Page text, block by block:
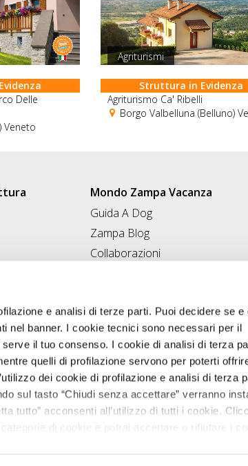
e analisi di terze parti. Puoi decidere se e
nel banner. I cookie tecnici sono necessari per il
il tuo consenso. I cookie di analisi di terza
quelli di profilazione servono per poterti
dei cookie di profilazione e analisi di terza
sul tasto “Chiudi senza accettare” verranno
tutto” acconsenti all’utilizzo di tutti i cookie.
di cookie e potrai accettare o rifiutare i
Delle
Veneto
Agriturismi
Struttura in Evidenza
Agriturismo Ca' Ribelli
Borgo Valbelluna (Belluno)
Mondo Zampa Vacanza
Guida A Dog
Zampa Blog
Collaborazioni